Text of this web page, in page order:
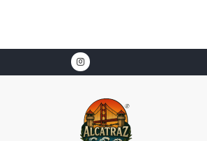
Distribütör